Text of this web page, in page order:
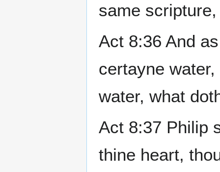
same
Act 8:36 And
certayne
water, what
Act 8:37 Philip
thine heart,